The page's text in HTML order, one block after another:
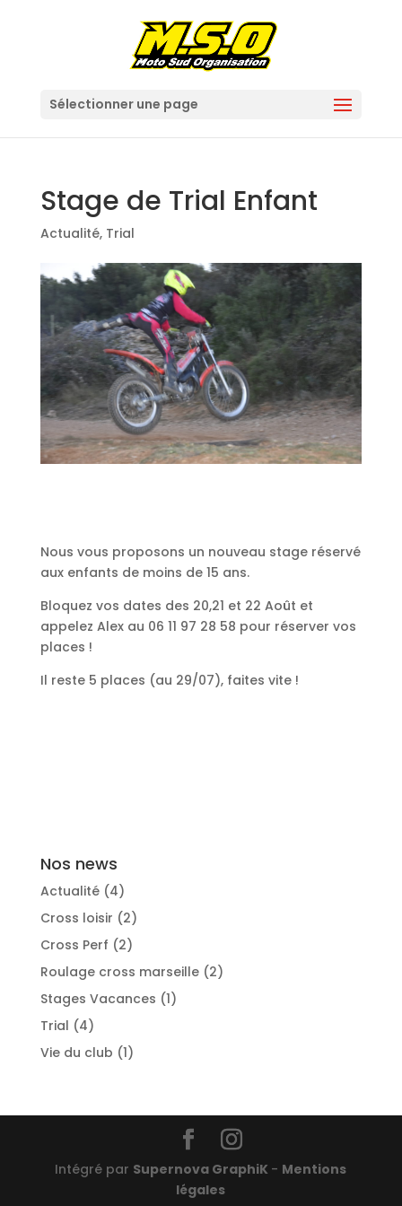
Sélectionner une page
Stage de Trial Enfant
Actualité, Trial
Nous vous proposons un nouveau stage réservé
aux enfants de moins de 15 ans.
Bloquez vos dates des 20,21 et 22 Août et
appelez Alex au 06 11 97 28 58 pour réserver vos
places !
Il reste 5 places (au 29/07), faites vite !
Nos news
Actualité(4)
Cross loisir (2)
Cross Perf (2)
Roulage cross marseille(2)
Stages Vacances (1)
Trial (4)
Vie du club (1)
Intégré par Supernova GraphiK - Mentions
légales